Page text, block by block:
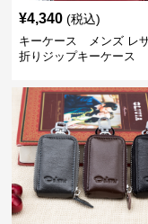
¥4,340 (税込)
キーケース メンズ レ
折りジップキーケース